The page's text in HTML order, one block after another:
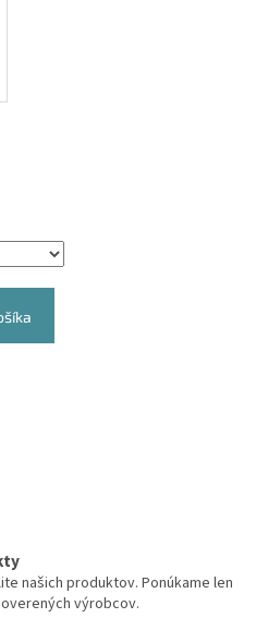
našich produktov. Ponúkame len
výrobcov.